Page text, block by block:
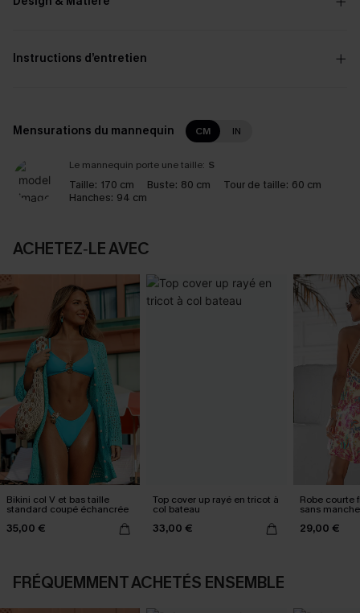
Instructions d’entretien
Mensurations du mannequin CM IN
Le mannequin porte une taille: S
Taille: 170 cm Buste: 80 cm Tour de taille: 60 cm
Hanches: 94 cm
ACHETEZ‑LE AVEC
Bikini col V et bas taille
standard coupé échancrée
35,00 €
Top cover up rayé en tricot à
col bateau
33,00 €
Robe courte
sans
29,00 €
FRÉQUEMMENT ACHETÉS ENSEMBLE